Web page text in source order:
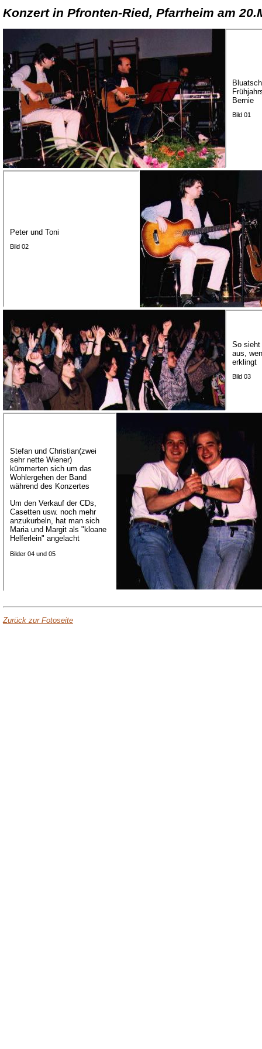
Konzert in Pfronten-Ried, Pfarrheim am
Bernie
Bild 01
Peter und Toni
Bild 02
So sieht
aus,
erklingt
Bild 03
Stefan und Christian(zwei
sehr nette Wiener)
kümmerten sich um das
Wohlergehen der Band
während des Konzertes
Um den Verkauf der CDs,
Casetten usw. noch mehr
anzukurbeln, hat man sich
Maria und Margit als "kloane
Helferlein" angelacht
Bilder 04 und 05
Zurück zur Fotoseite